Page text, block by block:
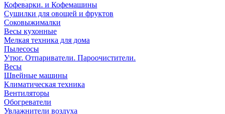
Кофеварки. и Кофемашины
Сушилки для овощей и фруктов
Соковыжималки
Весы кухонные
Мелкая техника для дома
Пылесосы
Утюг. Отпариватели. Пароочистители.
Весы
Швейные машины
Климатическая техника
Вентиляторы
Обогреватели
Увлажнители воздуха